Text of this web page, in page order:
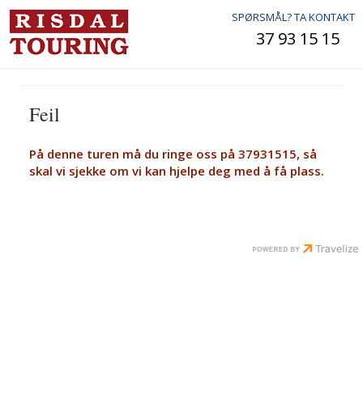
SPØRSMÅL? TA KONTAKT
37 93 15 15
Feil
På denne turen må du ringe oss på 37931515, så
skal vi sjekke om vi kan hjelpe deg med å få plass.